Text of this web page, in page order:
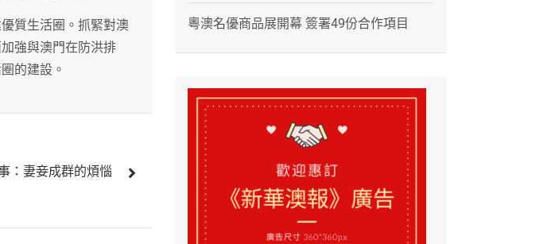
質生活圈。抓緊對澳
強與澳門在防洪排
的建設。
：妻妾成群的煩惱
粵澳名優商品展開幕 簽署49份合作項目